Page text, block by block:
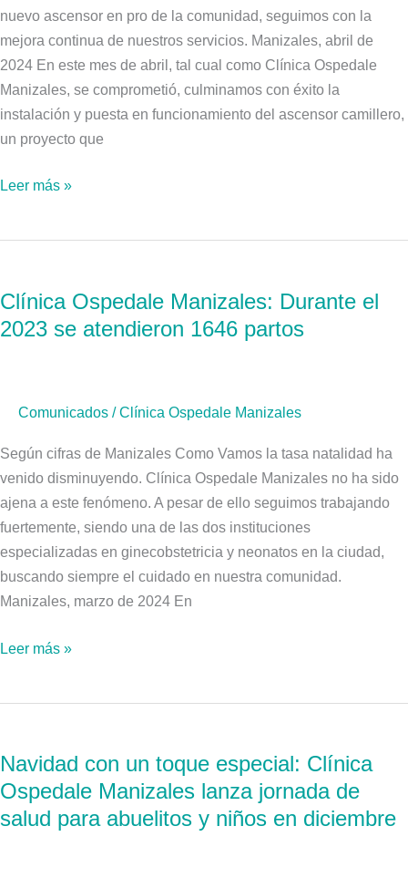
nuevo ascensor en pro de la comunidad, seguimos con la
mejora continua de nuestros servicios. Manizales, abril de
2024 En este mes de abril, tal cual como Clínica Ospedale
Manizales, se comprometió, culminamos con éxito la
instalación y puesta en funcionamiento del ascensor camillero,
un proyecto que
Leer más »
Clínica Ospedale Manizales: Durante el
2023 se atendieron 1646 partos
Comunicados /Clínica Ospedale Manizales
Según cifras de Manizales Como Vamos la tasa natalidad ha
venido disminuyendo. Clínica Ospedale Manizales no ha sido
ajena a este fenómeno. A pesar de ello seguimos trabajando
fuertemente, siendo una de las dos instituciones
especializadas en ginecobstetricia y neonatos en la ciudad,
buscando siempre el cuidado en nuestra comunidad.
Manizales, marzo de 2024 En
Manizales:
Durante
1646
partos
Leer más »
Navidad con un toque especial: Clínica
Ospedale Manizales lanza jornada de
salud para abuelitos y niños en diciembre
un
toque
especial: